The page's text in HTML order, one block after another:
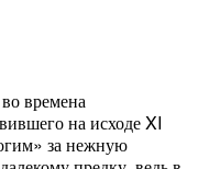
времена
на исходе XI
за нежную